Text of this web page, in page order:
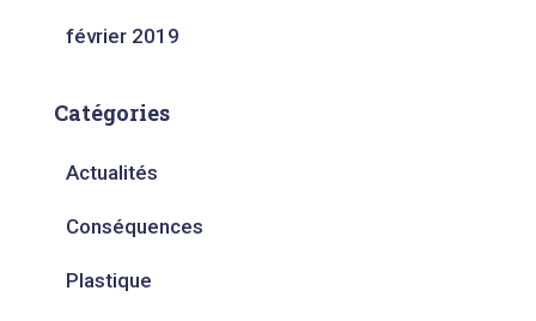
février 2019
Catégories
Actualités
Conséquences
Plastique